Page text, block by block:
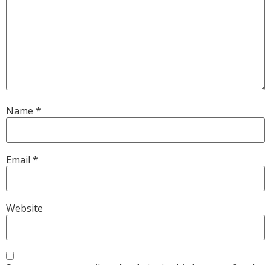
Name *
Email *
Website